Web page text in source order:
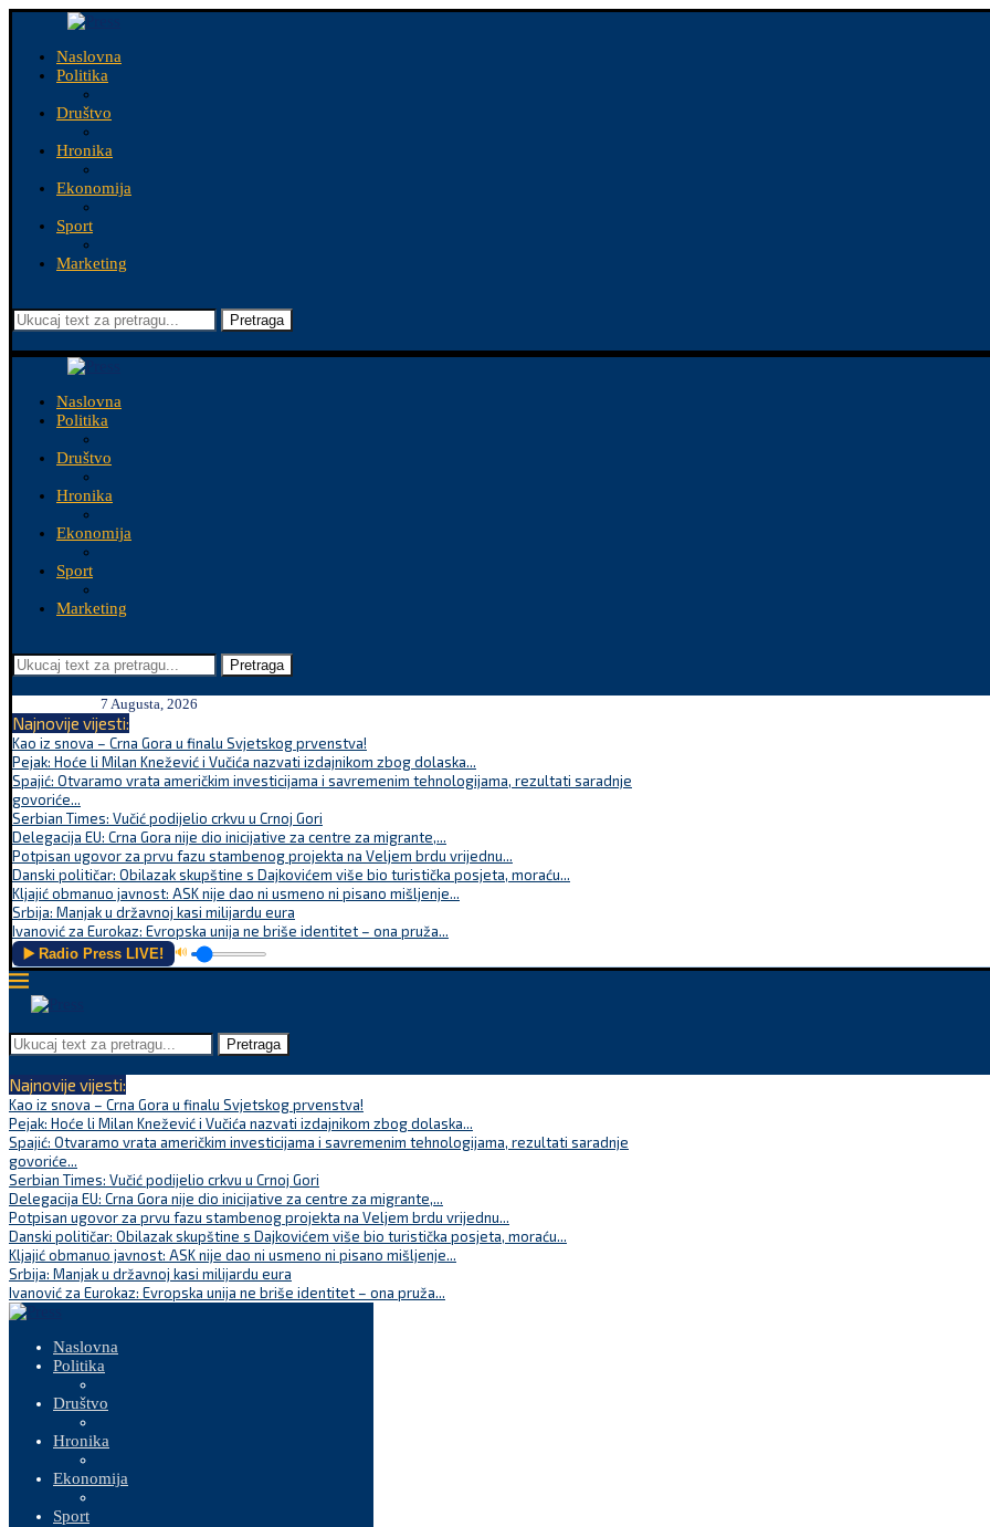
Naslovna
Politika
Društvo
Hronika
Ekonomija
Sport
Marketing
Pretraga
Naslovna
Politika
Društvo
Hronika
Ekonomija
Sport
Marketing
Pretraga
7 Augusta, 2026
Najnovije vijesti:
Kao iz snova – Crna Gora u finalu Svjetskog prvenstva!
Pejak: Hoće li Milan Knežević i Vučića nazvati izdajnikom zbog dolaska...
Spajić: Otvaramo vrata američkim investicijama i savremenim tehnologijama, rezultati saradnje
govoriće...
Serbian Times: Vučić podijelio crkvu u Crnoj Gori
Delegacija EU: Crna Gora nije dio inicijative za centre za migrante,...
Potpisan ugovor za prvu fazu stambenog projekta na Veljem brdu vrijednu...
Danski političar: Obilazak skupštine s Dajkovićem više bio turistička posjeta, moraću...
Kljajić obmanuo javnost: ASK nije dao ni usmeno ni pisano mišljenje...
Srbija: Manjak u državnoj kasi milijardu eura
Ivanović za Eurokaz: Evropska unija ne briše identitet – ona pruža...
▶️ Radio Press LIVE! 🔊
Pretraga
Najnovije vijesti:
Kao iz snova – Crna Gora u finalu Svjetskog prvenstva!
Pejak: Hoće li Milan Knežević i Vučića nazvati izdajnikom zbog dolaska...
Spajić: Otvaramo vrata američkim investicijama i savremenim tehnologijama, rezultati saradnje
govoriće...
Serbian Times: Vučić podijelio crkvu u Crnoj Gori
Delegacija EU: Crna Gora nije dio inicijative za centre za migrante,...
Potpisan ugovor za prvu fazu stambenog projekta na Veljem brdu vrijednu...
Danski političar: Obilazak skupštine s Dajkovićem više bio turistička posjeta, moraću...
Kljajić obmanuo javnost: ASK nije dao ni usmeno ni pisano mišljenje...
Srbija: Manjak u državnoj kasi milijardu eura
Ivanović za Eurokaz: Evropska unija ne briše identitet – ona pruža...
Naslovna
Politika
Društvo
Hronika
Ekonomija
Sport